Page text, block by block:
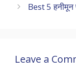
Best 5
Leave a